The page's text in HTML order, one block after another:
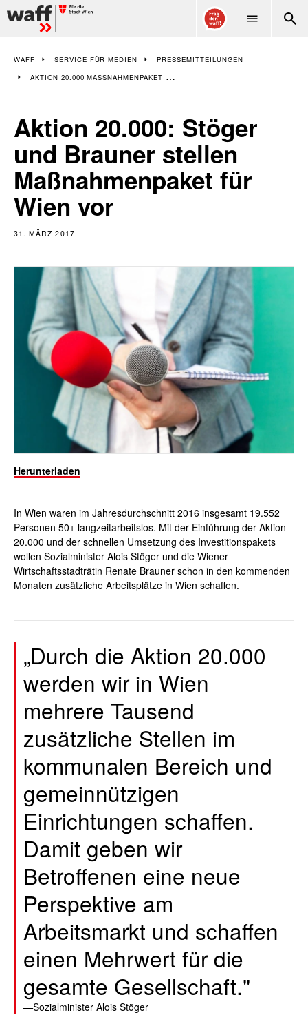
WAFF SERVICE FÜR MEDIEN
PRESSEMITTEILUNGEN
AKTION 20.000 MASSNAHMENPAKET FÜR WIEN
Aktion 20.000: Stöger
und Brauner stellen
Maßnahmenpaket für
Wien vor
31. MÄRZ 2017
Herunterladen
In Wien waren im Jahresdurchschnitt 2016 insgesamt 19.552
Personen 50+ langzeitarbeitslos. Mit der Einführung der Aktion
20.000 und der schnellen Umsetzung des Investitionspakets
wollen Sozialminister Alois Stöger und die Wiener
Wirtschaftsstadträtin Renate Brauner schon in den kommenden
Monaten zusätzliche Arbeitsplätze in Wien schaffen.
„Durch die Aktion 20.000
werden wir in Wien
mehrere Tausend
zusätzliche Stellen im
kommunalen Bereich und
gemeinnützigen
Einrichtungen schaffen.
Damit geben wir
Betroffenen eine neue
Perspektive am
Arbeitsmarkt und schaffen
einen Mehrwert für die
gesamte Gesellschaft."
Sozialminister Alois Stöger